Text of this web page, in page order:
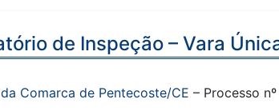
de Inspeção – Vara
Comarca de Pentecoste/CE – Processo